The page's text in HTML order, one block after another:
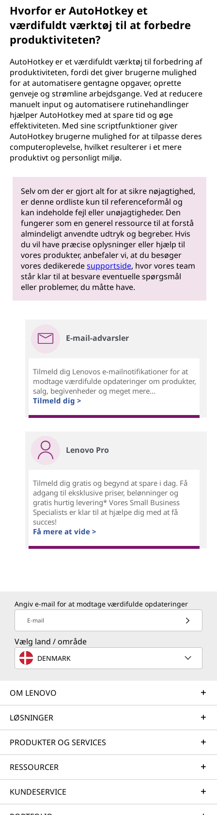
Hvorfor er AutoHotkey et
værdifuldt værktøj til at forbedre
produktiviteten?
AutoHotkey er et værdifuldt værktøj til forbedring af
produktiviteten, fordi det giver brugerne mulighed
for at automatisere gentagne opgaver, oprette
genveje og strømline arbejdsgange. Ved at reducere
manuelt input og automatisere rutinehandlinger
hjælper AutoHotkey med at spare tid og øge
effektiviteten. Med sine scriptfunktioner giver
AutoHotkey brugerne mulighed for at tilpasse deres
computeroplevelse, hvilket resulterer i et mere
produktivt og personligt miljø.
Selv om der er gjort alt for at sikre nøjagtighed,
er denne ordliste kun til referenceformål og
kan indeholde fejl eller unøjagtigheder. Den
fungerer som en generel ressource til at forstå
almindeligt anvendte udtryk og begreber. Hvis
du vil have præcise oplysninger eller hjælp til
vores produkter, anbefaler vi, at du besøger
vores dedikeredesupportside, hvor vores team
står klar til at besvare eventuelle spørgsmål
eller problemer, du måtte have.
E-mail-advarsler
Tilmeld dig Lenovos e-mailnotifikationer for at
modtage værdifulde opdateringer om produkter,
salg, begivenheder og meget mere...
Tilmeld dig >
Lenovo Pro
Tilmeld dig gratis og begynd at spare i dag. Få
adgang til eksklusive priser, belønninger og
gratis hurtig levering* Vores Small Business
Specialists er klar til at hjælpe dig med at få
succes!
Få mere at vide >
Angiv e-mail for at modtage værdifulde opdateringer
E-mail
Vælg land / område
DENMARK
OM LENOVO
LØSNINGER
PRODUKTER OG SERVICES
RESSOURCER
KUNDESERVICE